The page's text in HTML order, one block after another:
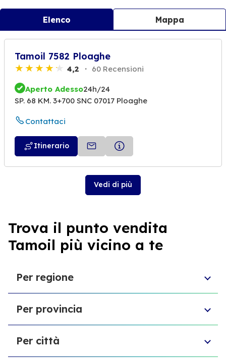
Elenco Mappa
Tamoil 7582 Ploaghe
4,2 60 Recensioni
Aperto Adesso24h/24
SP. 68 KM. 3+700 SNC 07017 Ploaghe
Contattaci
Itinerario
Vedi di più
Trova il punto vendita
Tamoil più vicino a te
Per regione
Veneto
Abruzzo
Friuli-Venezia Giulia
Sardegna
Per provincia
Libero consorzio comunale di Ragusa
Provincia di Vicenza
Per città